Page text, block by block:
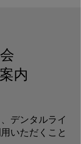
内
デンタルライ
いただくこと